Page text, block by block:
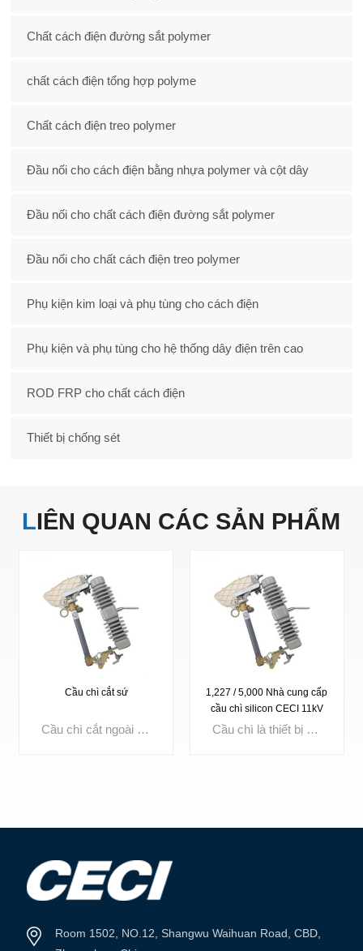
Chất cách điện đường sắt polymer
chất cách điện tổng hợp polyme
Chất cách điện treo polymer
Đầu nối cho cách điện bằng nhựa polymer và cột dây
Đầu nối cho chất cách điện đường sắt polymer
Đầu nối cho chất cách điện treo polymer
Phụ kiện kim loại và phụ tùng cho cách điện
Phụ kiện và phụ tùng cho hệ thống dây điện trên cao
ROD FRP cho chất cách điện
Thiết bị chống sét
LIÊN QUAN CÁC SẢN PHẨM
Cầu chì cắt sứ
Cầu chì cắt ngoài trời Điện áp định mức: 3kV, 10kV, 15kV, 24kV, 27kV, 33kV, 36kV Dòng điện lên đến: 100A, 200A
XEM THÊM
1,227 / 5,000 Nhà cung cấp
cầu chì silicon CECI 11kV
chất lượng cao
Cầu chì là thiết bị bảo vệ quá dòng nhỏ gọn, có chức năng làm nóng chảy linh kiện bên trong khi dòng điện vượt quá giới hạn đã đặt, ngắt mạch ngay lập tức. Được sử dụng rộng rãi trong phân phối điện, thiết bị đóng cắt, máy biến áp và tủ điều khiển, cầu chì chất lượng cao đảm bảo cách ly sự cố nhanh chóng, tăng cường an toàn mạch điện và cải thiện độ tin cậy của hệ thống.
Room 1502, NO.12, Shangwu Waihuan Road, CBD,